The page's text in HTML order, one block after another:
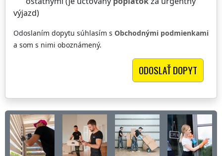
výjazd)
Odoslaním dopytu súhlasím s Obchodnými podmienkami
a som s nimi oboznámený.